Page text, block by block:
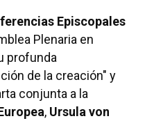
Episcopales
Plenaria en
profunda
de la creación" y
conjunta a la
, Ursula von